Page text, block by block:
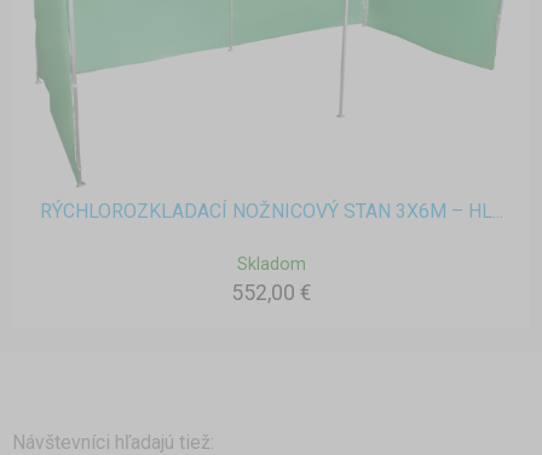
RÝCHLOROZKLADACÍ NOŽNICOVÝ STAN 3X6M – HL...
Skladom
552,00 €
Návštevníci hľadajú tiež: